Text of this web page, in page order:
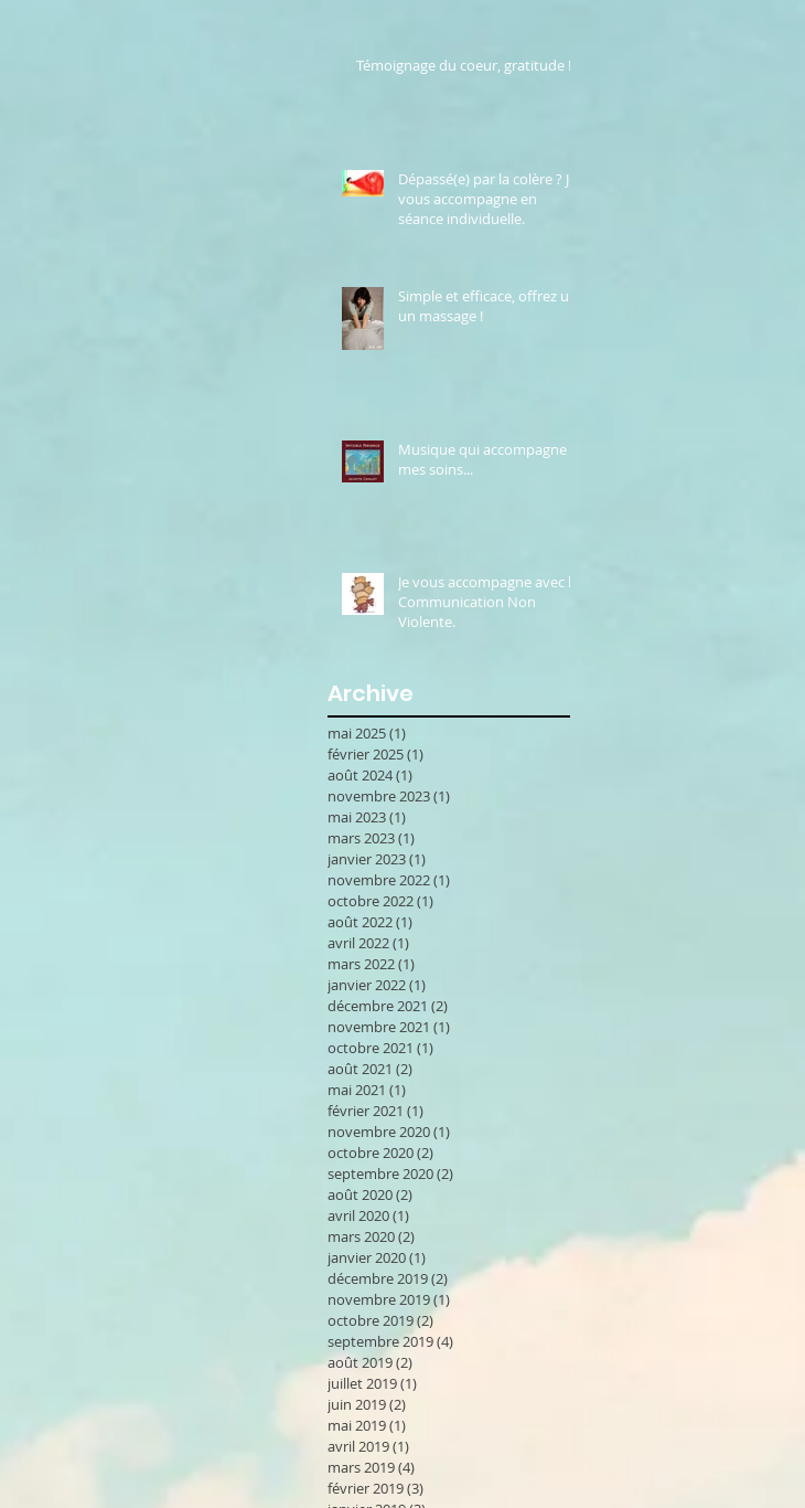
Témoignage du coeur, gratitude !
Dépassé(e) par la colère ? Je
vous accompagne en
séance individuelle.
Simple et efficace, offrez un
un massage !
Musique qui accompagne
mes soins...
Je vous accompagne avec la
Communication Non
Violente.
Archive
mai 2025(1)
février 2025(1)
août 2024(1)
novembre 2023(1)
mai 2023(1)
mars 2023(1)
janvier 2023(1)
novembre 2022(1)
octobre 2022(1)
août 2022(1)
avril 2022(1)
mars 2022(1)
janvier 2022(1)
décembre 2021 (2)
novembre 2021 (1)
octobre 2021 (1)
août 2021 (2)
mai 2021 (1)
février 2021 (1)
novembre 2020(1)
octobre 2020(2)
septembre 2020(2)
août 2020(2)
avril 2020(1)
mars 2020(2)
janvier 2020(1)
décembre 2019(2) 2 posts
novembre 2019(1)
octobre 2019(2)
septembre 2019(4)
août 2019(2)
juillet 2019(1)
juin 2019(2)
mai 2019(1)
avril 2019(1)
mars 2019(4)
février 2019(3)